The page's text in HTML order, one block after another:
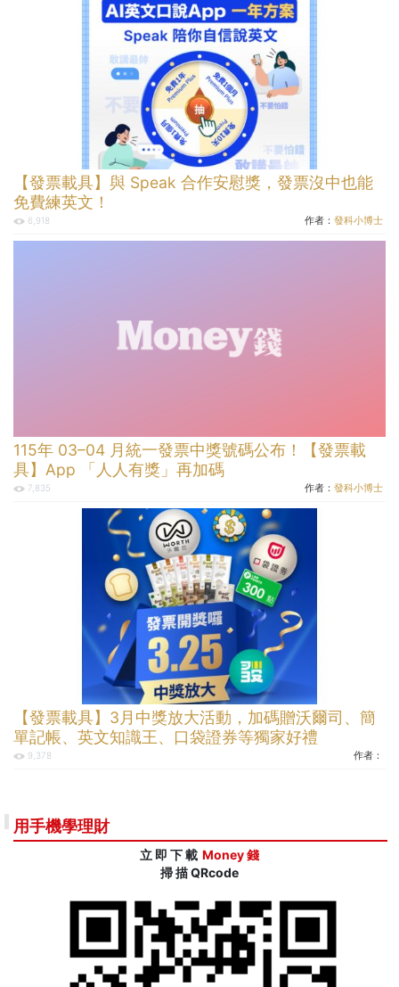
【發票載具】與 Speak 合作安慰獎，發票沒中也能
免費練英文！
6,918 作者： 發科小博士
115年 03–04 月統一發票中獎號碼公布！【發票載
具】App 「人人有獎」再加碼
7,835 作者： 發科小博士
【發票載具】3月中獎放大活動，加碼贈沃爾司、簡
單記帳、英文知識王、口袋證券等獨家好禮
9,378 作者：
用手機學理財
立 即 下 載 Money 錢
掃 描 QRcode